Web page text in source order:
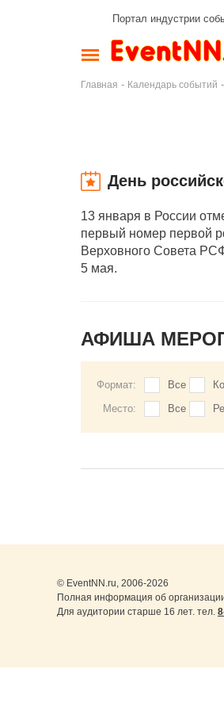
Портал индустрии
Главная - Календарь событий
День
13 января в России
первый номер первой
Верховного Совета
5 мая.
АФИША
Формат: Все
Место:
Все
© EventNN.ru, 2006-2026
Полная информация об
Для аудитории старше 16 лет. тел.